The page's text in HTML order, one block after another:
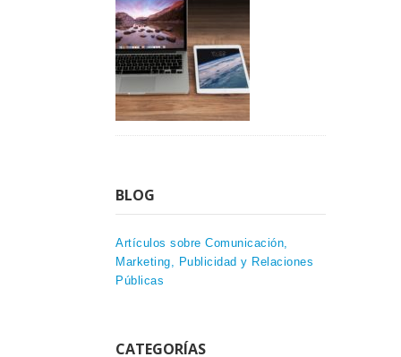
BLOG
Artículos sobre Comunicación,
Marketing, Publicidad y Relaciones
Públicas
CATEGORÍAS